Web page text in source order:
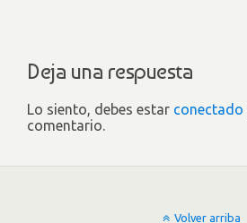
Deja una respuesta
Lo siento, debes estar conectado
comentario.
Volver arriba